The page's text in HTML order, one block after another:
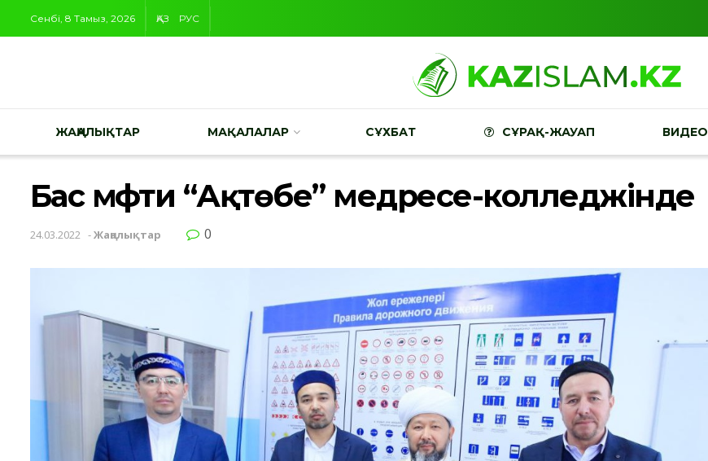
Сенбі, 8 Тамыз, 2026 ҚАЗ РУС
ЖАҢАЛЫҚТАР МАҚАЛАЛАР СҰХБАТ СҰРАҚ-ЖАУАП ВИДЕО
Бас мүфти “Ақтөбе” медресе-колледжінде
24.03.2022 -Жаңалықтар 0